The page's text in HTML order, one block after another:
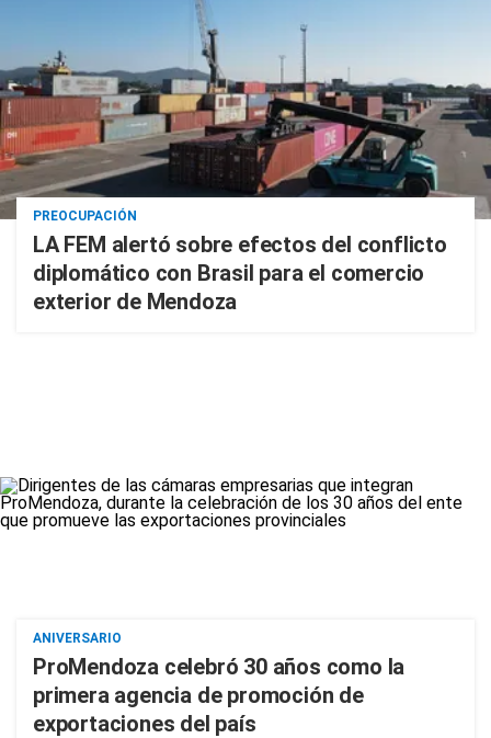
PREOCUPACIÓN
LA FEM alertó sobre efectos del conflicto
diplomático con Brasil para el comercio
exterior de Mendoza
ANIVERSARIO
ProMendoza celebró 30 años como la
primera agencia de promoción de
exportaciones del país